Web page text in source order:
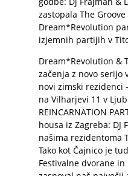
zastopala The
Dream*Revolution
izjemnih partijih v
Dream*Revolution &
začenja z novo serijo
novi zimski rezidenci –
na Vilharjevi 11 v
REINCARNATION
housa iz Zagreba: DJ
našima rezidentoma
Tako kot Čajnico je
Festivalne dvorane in